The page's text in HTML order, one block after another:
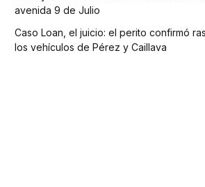
avenida 9 de Julio
Caso Loan, el juicio: el perito confirmó
los vehículos de Pérez y Caillava